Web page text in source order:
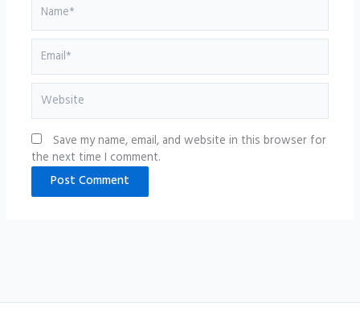
Website
Save my name, email, and website in this browser for
the next time I comment.